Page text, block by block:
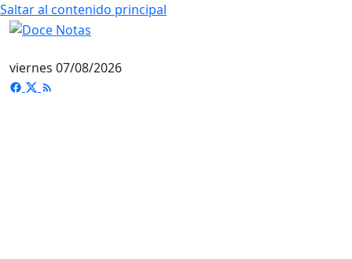
Saltar al contenido principal
viernes 07/08/2026